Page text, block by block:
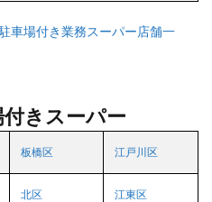
車場付き業務スーパー店舗一
きスーパー
板橋区 江戸川区
北区 江東区